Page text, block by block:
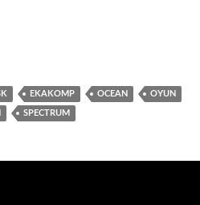
EKAKOMP OCEAN OYUN
SPECTRUM